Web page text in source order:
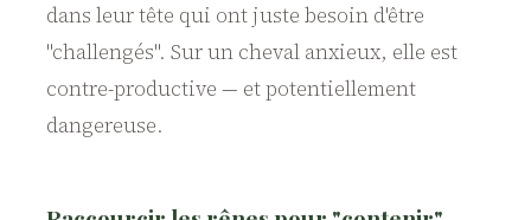
dans leur tête qui ont juste besoin d'être
"challengés". Sur un cheval anxieux, elle est
contre-productive — et potentiellement
dangereuse.